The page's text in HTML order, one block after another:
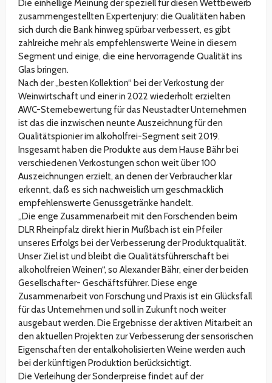
Die einhellige Meinung der speziell für diesen Wettbewerb
zusammengestellten Expertenjury: die Qualitäten haben
sich durch die Bank hinweg spürbar verbessert, es gibt
zahlreiche mehr als empfehlenswerte Weine in diesem
Segment und einige, die eine hervorragende Qualität ins
Glas bringen.
Nach der „besten Kollektion“ bei der Verkostung der
Weinwirtschaft und einer in 2022 wiederholt erzielten
AWC-Sternebewertung für das Neustadter Unternehmen
ist das die inzwischen neunte Auszeichnung für den
Qualitätspionier im alkoholfrei-Segment seit 2019.
Insgesamt haben die Produkte aus dem Hause Bähr bei
verschiedenen Verkostungen schon weit über 100
Auszeichnungen erzielt, an denen der Verbraucher klar
erkennt, daß es sich nachweislich um geschmacklich
empfehlenswerte Genussgetränke handelt.
„Die enge Zusammenarbeit mit den Forschenden beim
DLR Rheinpfalz direkt hier in Mußbach ist ein Pfeiler
unseres Erfolgs bei der Verbesserung der Produktqualität.
Unser Ziel ist und bleibt die Qualitätsführerschaft bei
alkoholfreien Weinen“, so Alexander Bähr, einer der beiden
Gesellschafter- Geschäftsführer. Diese enge
Zusammenarbeit von Forschung und Praxis ist ein Glücksfall
für das Unternehmen und soll in Zukunft noch weiter
ausgebaut werden. Die Ergebnisse der aktiven Mitarbeit an
den aktuellen Projekten zur Verbesserung der sensorischen
Eigenschaften der entalkoholisierten Weine werden auch
bei der künftigen Produktion berücksichtigt.
Die Verleihung der Sonderpreise findet auf der